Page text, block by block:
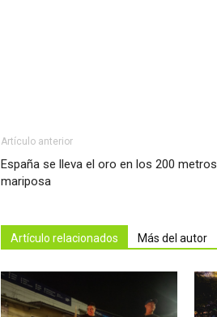
Artículo anterior
España se lleva el oro en los 200 metros
mariposa
Artículo relacionados Más del autor